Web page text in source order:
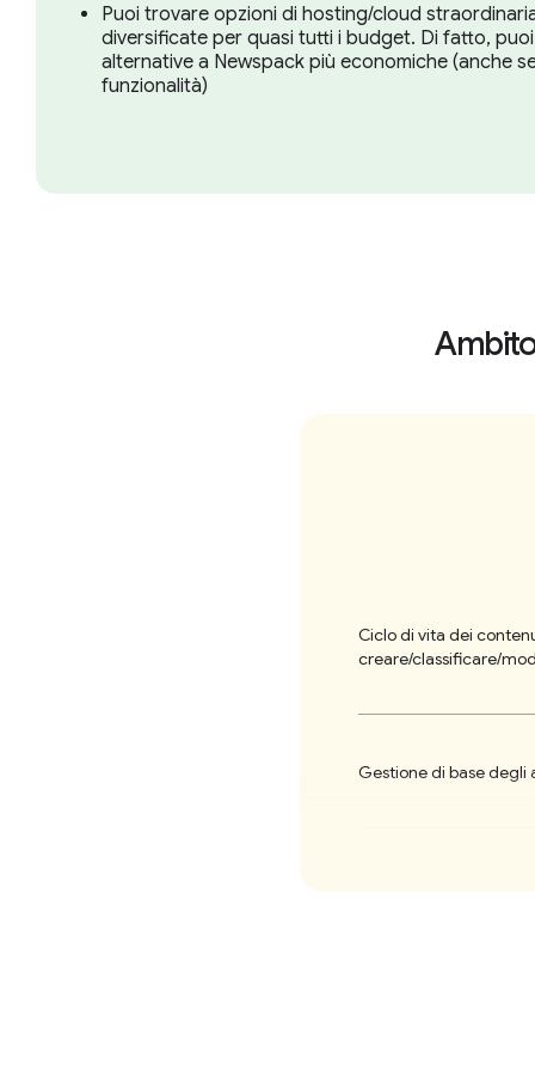
Puoi trovare opzioni di hosting/cloud
diversificate per quasi tutti i budget. Di fatto,
alternative a Newspack più economiche (anche
funzionalità)
Ciclo di vita dei
creare/classificare/
Gestione di base